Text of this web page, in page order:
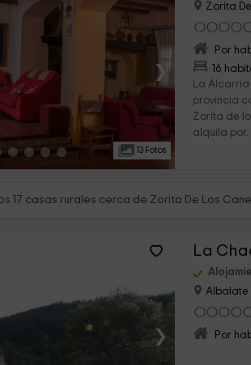
›
13 Fotos
Zorita
Por
16
La
provincia
Zorita de
alquila
17 casas rurales cerca de Zorita De Los
›
La
Albalate
Por